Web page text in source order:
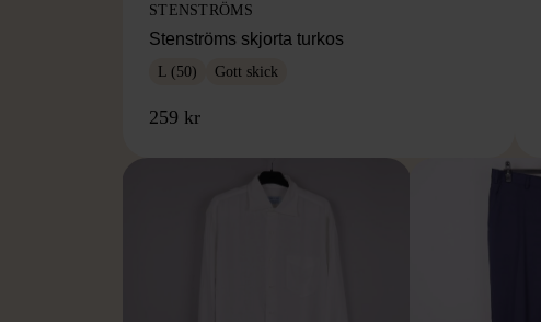
STENSTRÖMS
Stenströms skjorta turkos
L (50) Gott skick
259 kr